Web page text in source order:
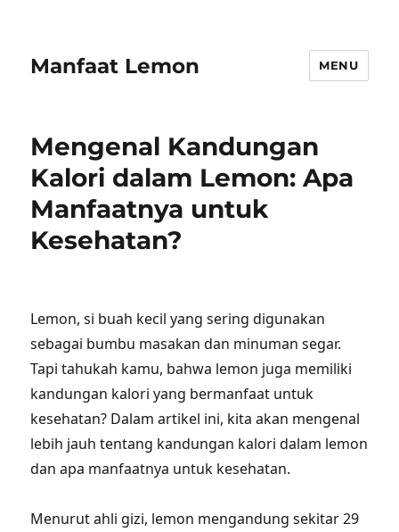
Manfaat Lemon MENU
Mengenal Kandungan
Kalori dalam Lemon: Apa
Manfaatnya untuk
Kesehatan?
Lemon, si buah kecil yang sering digunakan
sebagai bumbu masakan dan minuman segar.
Tapi tahukah kamu, bahwa lemon juga memiliki
kandungan kalori yang bermanfaat untuk
kesehatan? Dalam artikel ini, kita akan mengenal
lebih jauh tentang kandungan kalori dalam lemon
dan apa manfaatnya untuk kesehatan.
Menurut ahli gizi, lemon mengandung sekitar 29